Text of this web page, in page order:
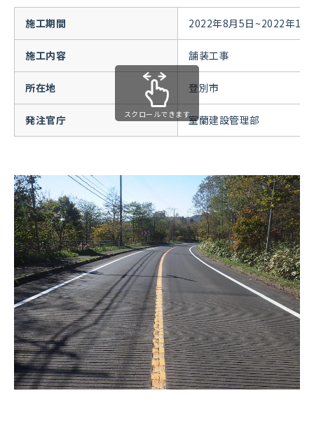
施工期間 2022年8月5日~2022年11
施工内容 舗装工事
所在地 登別市
発注官庁 室蘭建設管理部
スクロールできます